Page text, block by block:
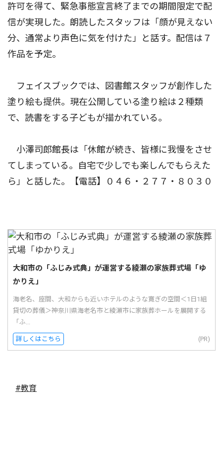
許可を得て、緊急事態宣言終了までの期間限定で配
信が実現した。朗読したスタッフは「顔が見えない
分、通常より声色に気を付けた」と話す。配信は７
作品を予定。
フェイスブックでは、図書館スタッフが創作した
塗り絵も提供。現在公開している塗り絵は２種類
で、読書をする子どもが描かれている。
小澤司郎館長は「休館が続き、皆様に我慢をさせ
てしまっている。自宅で少しでも楽しんでもらえた
ら」と話した。【電話】０４６・２７７・８０３０
大和市の「ふじみ式典」が運営する綾瀬の家族葬式場「ゆ
かりえ」
海老名、座間、大和からも近いホテルのような寛ぎの空間＜1日1組
貸切の葬儀＞神奈川県海老名市と綾瀬市に家族葬ホールを展開する
「ふ...
詳しくはこちら (PR)
#教育